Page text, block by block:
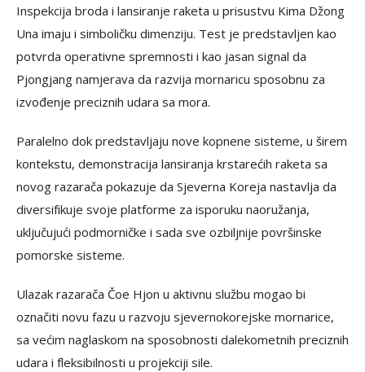
Inspekcija broda i lansiranje raketa u prisustvu Kima Džong
Una imaju i simboličku dimenziju. Test je predstavljen kao
potvrda operativne spremnosti i kao jasan signal da
Pjongjang namjerava da razvija mornaricu sposobnu za
izvođenje preciznih udara sa mora.
Paralelno dok predstavljaju nove kopnene sisteme, u širem
kontekstu, demonstracija lansiranja krstarećih raketa sa
novog razarača pokazuje da Sjeverna Koreja nastavlja da
diversifikuje svoje platforme za isporuku naoružanja,
uključujući podmorničke i sada sve ozbiljnije površinske
pomorske sisteme.
Ulazak razarača Čoe Hjon u aktivnu službu mogao bi
označiti novu fazu u razvoju sjevernokorejske mornarice,
sa većim naglaskom na sposobnosti dalekometnih preciznih
udara i fleksibilnosti u projekciji sile.